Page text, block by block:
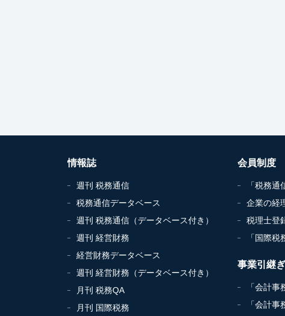
情報誌
週刊 税務通信
税務通信データベース
週刊 税務通信（データベース付き）
週刊 経営財務
経営財務データベース
週刊 経営財務（データベース付き）
月刊 税務QA
月刊 国際税務
会員制度
「税務
企業の経
税理士登
「国際
事業引継
「会計
「会計